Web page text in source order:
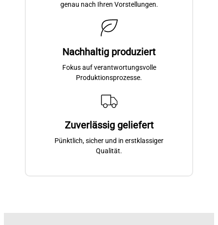
genau nach Ihren Vorstellungen.
Nachhaltig produziert
Fokus auf verantwortungsvolle
Produktionsprozesse.
Zuverlässig geliefert
Pünktlich, sicher und in erstklassiger
Qualität.